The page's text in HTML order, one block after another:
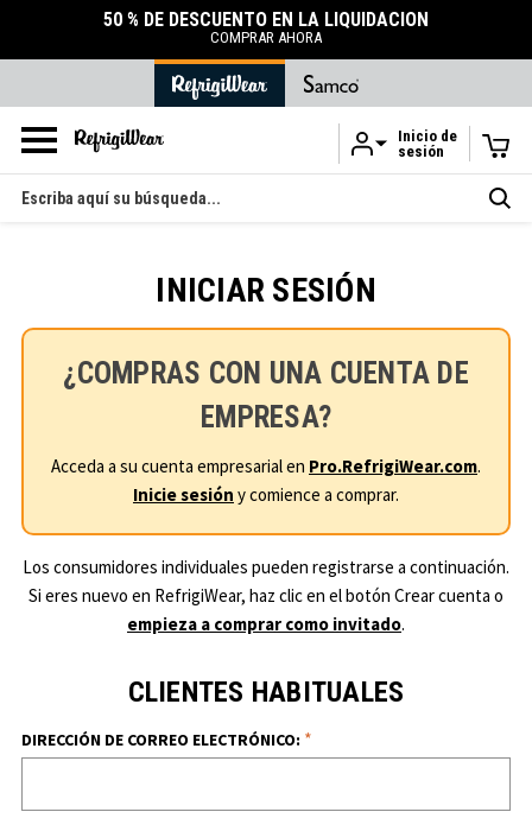
Ir al contenido principal
50 % DE DESCUENTO EN LA LIQUIDACIÓN
COMPRAR AHORA
Inicio de
sesión
Buscar
en
INICIAR SESIÓN
¿COMPRAS CON UNA CUENTA DE
EMPRESA?
Acceda a su cuenta empresarial en Pro.RefrigiWear.com.
Inicie sesión y comience a comprar.
Los consumidores individuales pueden registrarse a continuación.
Si eres nuevo en RefrigiWear, haz clic en el botón Crear cuenta o
empieza a comprar como invitado.
CLIENTES HABITUALES
DIRECCIÓN DE CORREO ELECTRÓNICO: *